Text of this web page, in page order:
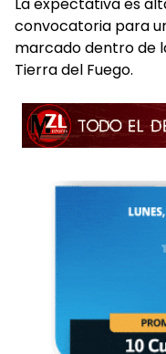
convocatoria para
marcado dentro de
Tierra del Fuego.